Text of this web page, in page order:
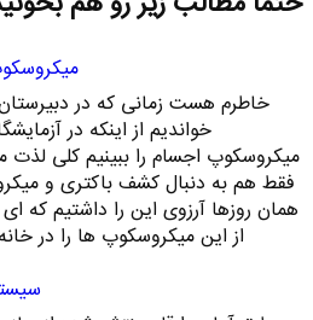
خاطرم هست زمانی که در
خواندیم از اینکه در
میکروسکوپ اجسام را ببینیم کلی لذت
فقط هم به دنبال کشف باکتری و
همان روزها آرزوی این را داشتیم که
از این میکروسکوپ ها را در